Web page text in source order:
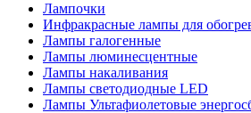
Лампочки
Инфракрасные лампы для
Лампы галогенные
Лампы люминесцентные
Лампы накаливания
Лампы светодиодные LED
Лампы Ультафиолетовые